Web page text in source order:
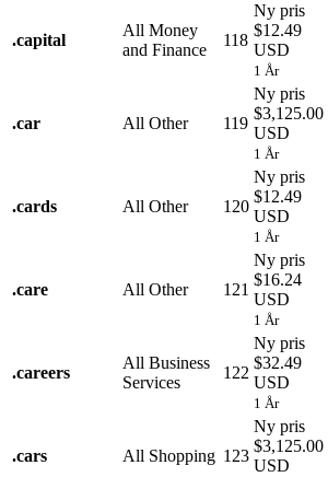
.capital
All Money
and Finance
118
Ny pris
$12.49
USD
1 År
.car All Other 119
Ny pris
$3,125.00
USD
1 År
.cards All Other 120
Ny pris
$12.49
USD
1 År
.care All Other 121
Ny pris
$16.24
USD
1 År
.careers
All Business
Services
122
Ny pris
$32.49
USD
1 År
.cars All Shopping 123
Ny pris
$3,125.00
USD